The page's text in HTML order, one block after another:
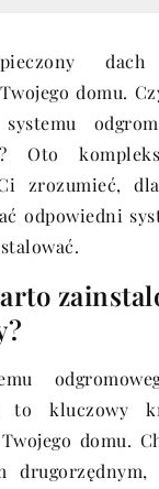
domu.
Oto
zrozumieć,
odpowiedni
to kluczowy
domu.
drugorzędnym,